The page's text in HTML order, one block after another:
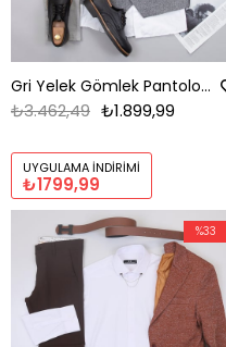
Gri Yelek Gömlek Pantolon Ayakkabı Kombin
₺1.899,99
₺3.462,49
UYGULAMA İNDIRIMI
₺1799,99
%33